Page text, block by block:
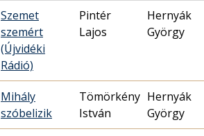
Szemet
szemért
(Újvidéki
Rádió)
Pintér
Lajos
Hernyák
György
Mihály
szóbelizik
Tömörkény
István
Hernyák
György